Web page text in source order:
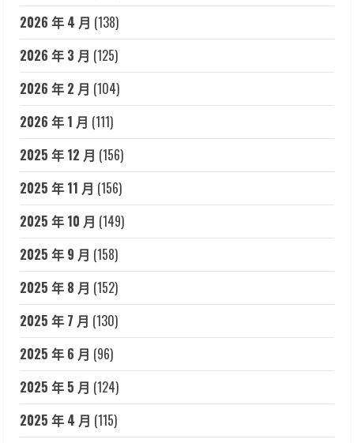
2026 年 4 月 (138)
2026 年 3 月 (125)
2026 年 2 月 (104)
2026 年 1 月 (111)
2025 年 12 月 (156)
2025 年 11 月 (156)
2025 年 10 月 (149)
2025 年 9 月 (158)
2025 年 8 月 (152)
2025 年 7 月 (130)
2025 年 6 月 (96)
2025 年 5 月 (124)
2025 年 4 月 (115)